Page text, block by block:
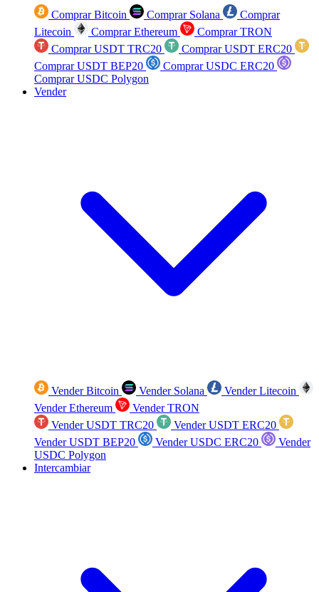
Comprar Bitcoin Comprar Solana
Comprar
Litecoin
Comprar Ethereum
Comprar TRON
Comprar USDT TRC20
Comprar USDT ERC20
Comprar USDT BEP20
Comprar USDC ERC20
Comprar USDC Polygon
Vender
Vender Bitcoin Vender Solana
Vender Litecoin
Vender Ethereum
Vender TRON
Vender USDT TRC20
Vender USDT ERC20
Vender USDT BEP20
Vender USDC ERC20
Vender
USDC Polygon
Intercambiar